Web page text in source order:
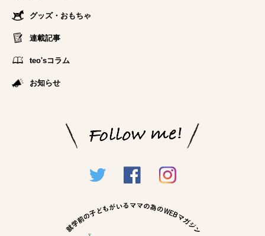
グッズ・おもちゃ
連載記事
teo'sコラム
お知らせ